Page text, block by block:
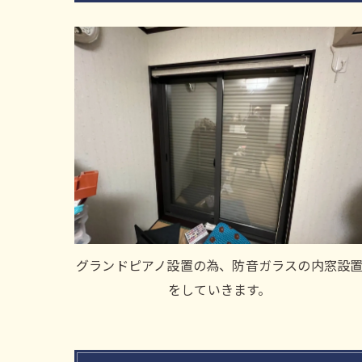
グランドピアノ設置の為、防音ガラスの内窓設
をしていきます。